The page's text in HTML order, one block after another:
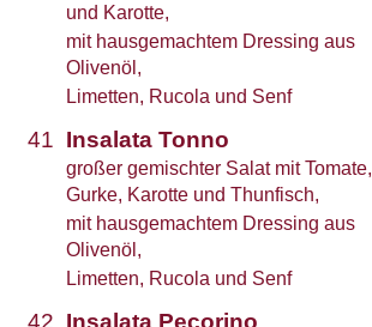
und Karotte,
mit hausgemachtem Dressing aus
Olivenöl,
Limetten, Rucola und Senf
41 Insalata Tonno
großer gemischter Salat mit Tomate,
Gurke, Karotte und Thunfisch,
mit hausgemachtem Dressing aus
Olivenöl,
Limetten, Rucola und Senf
42 Insalata Pecorino